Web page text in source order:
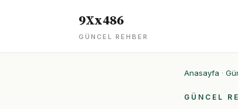
9Xx486
GÜNCEL REHBER
Anasayfa ·
GÜNCEL